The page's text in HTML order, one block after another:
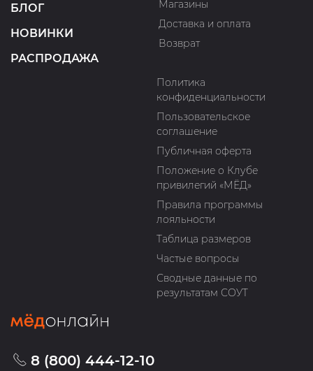
БЛОГ
НОВИНКИ
РАСПРОДАЖА
Магазины
Доставка и оплата
Возврат
Политика
конфиденциальности
Пользовательское
соглашение
Публичная оферта
Положение о Клубе
привилегий «МЁД»
Правила программы
лояльности
Таблица размеров
Частые вопросы
Сводные данные по
результатам СОУТ
8 (800) 444-12-10